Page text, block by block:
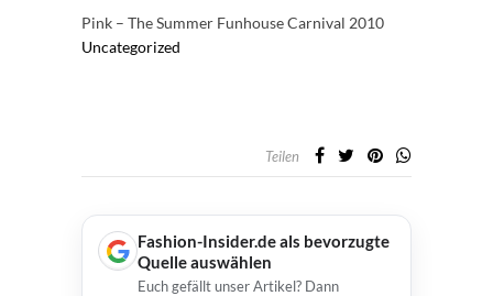
Pink – The Summer Funhouse Carnival 2010
Uncategorized
Teilen
Fashion-Insider.de als bevorzugte
Quelle auswählen
Euch gefällt unser Artikel? Dann